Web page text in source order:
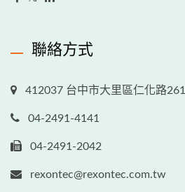
聯絡方式
412037 台中市大里區仁化路
04-2491-4141
04-2491-2042
rexontec@rexontec.com.tw